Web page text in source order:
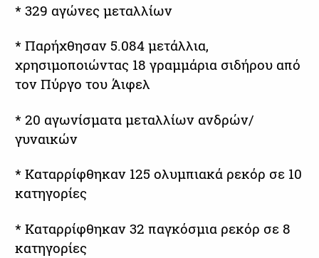
* 329 αγώνες μεταλλίων
* Παρήχθησαν 5.084 μετάλλια,
χρησιμοποιώντας 18 γραμμάρια σιδήρου από
τον Πύργο του Άιφελ
* 20 αγωνίσματα μεταλλίων ανδρών/
γυναικών
* Καταρρίφθηκαν 125 ολυμπιακά ρεκόρ σε 10
κατηγορίες
* Καταρρίφθηκαν 32 παγκόσμια ρεκόρ σε 8
κατηγορίες